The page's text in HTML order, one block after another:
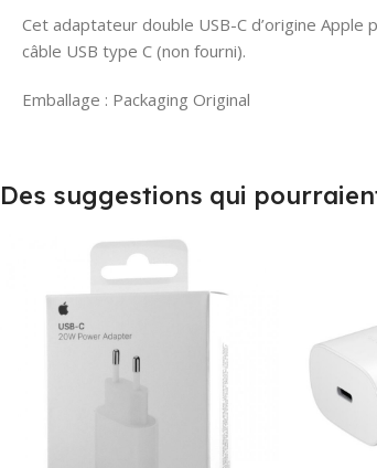
Cet adaptateur double USB-C d’origine
câble USB type C (non fourni).
Emballage : Packaging Original
Des suggestions qui